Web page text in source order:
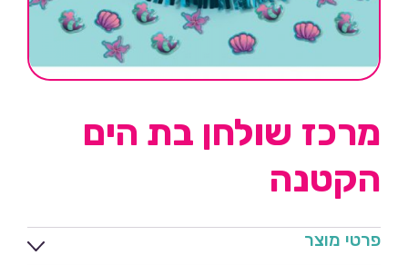
מרכז שולחן בת הים
הקטנה
פרטי מוצר